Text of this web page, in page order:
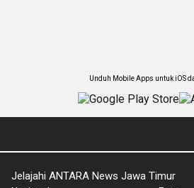
Unduh Mobile Apps untuk iOS
Jelajahi ANTARA News Jawa Timur